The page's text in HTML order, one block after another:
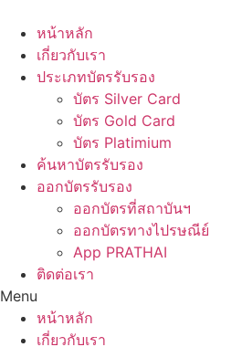
content
หน้าหลัก
เกี่ยวกับเรา
ประเภทบัตรรับรอง
บัตร Silver Card
บัตร Gold Card
บัตร Platimium
ค้นหาบัตรรับรอง
ออกบัตรรับรอง
ออกบัตรที่สถาบันฯ
ออกบัตรทางไปรษณีย์
App PRATHAI
ติดต่อเรา
Menu
หน้าหลัก
เกี่ยวกับเรา